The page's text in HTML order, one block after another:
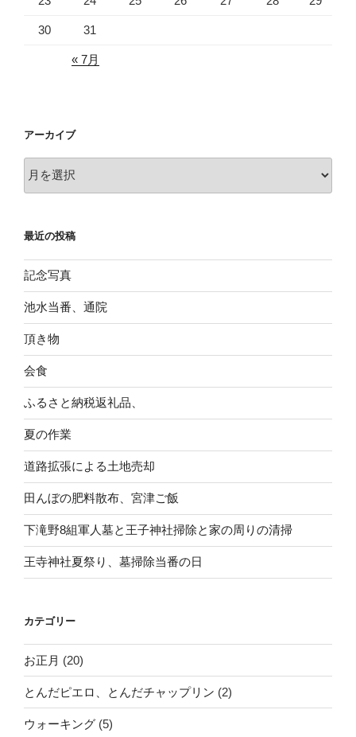
30 31
« 7月
アーカイブ
ー
ブ
最近の投稿
記念写真
池水当番、通院
頂き物
会食
ふるさと納税返礼品、
夏の作業
道路拡張による土地売却
田んぼの肥料散布、宮津ご飯
下滝野8組軍人墓と王子神社掃除と家の周りの清掃
王寺神社夏祭り、墓掃除当番の日
カテゴリー
お正月 (20)
とんだピエロ、とんだチャップリン (2)
ウォーキング (5)